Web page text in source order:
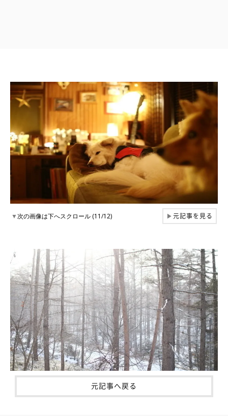
▼次の画像は下へスクロール (11/12) ▶元記事を見る
元記事へ戻る